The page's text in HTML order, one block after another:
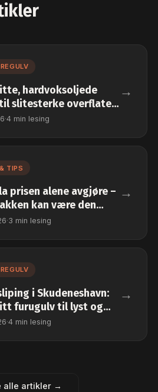
hardvoksoljede
slitesterke overflater
·4 min lesing
→
TIPS
prisen alene avgjøre –
kan være den
forskjellen
·3 min lesing
→
i Skudeneshavn:
furugulv til lyst og
tregulv
·4 min lesing
→
alle artikler →